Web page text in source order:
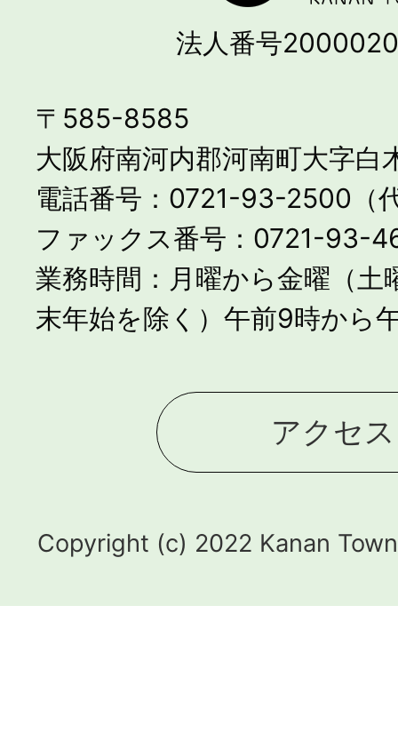
法人番号
〒585-8585
大阪府南河内郡河南町大字白
電話番号：0721-93-2500（
ファックス番号：0721-93-
業務時間：月曜から金曜（土
末年始を除く）午前9時から
アクセス
Copyright (c) 2022 Kanan